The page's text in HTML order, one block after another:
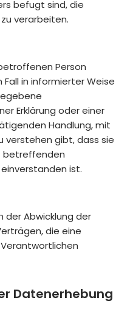
befugt sind, die
verarbeiten.
Person
in informierter Weise
Erklärung oder einer
Handlung, mit
verstehen gibt, dass sie
betreffenden
ist.
der Abwicklung der
die eine
Datenerhebung